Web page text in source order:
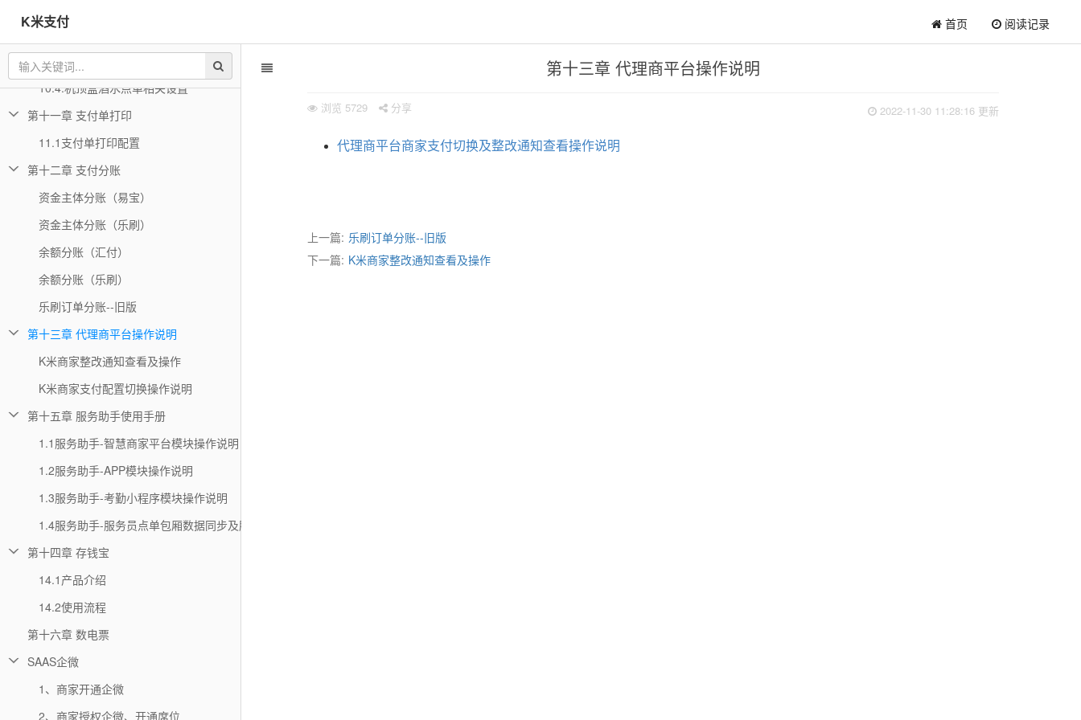
K米支付 首页 阅读记录
第十三章 代理商平台操作说明
浏览 5729 分享 2022-11-30 11:28:16 更新
代理商平台商家支付切换及整改通知查看操作说明
上一篇: 乐刷订单分账--旧版
下一篇: K米商家整改通知查看及操作
10.2.精通线下支付配置流程
10.3.机顶盒酒水点单使用说明
10.4.机顶盒酒水点单相关设置
第十一章 支付单打印
11.1支付单打印配置
第十二章 支付分账
资金主体分账（易宝）
资金主体分账（乐刷）
余额分账（汇付）
余额分账（乐刷）
乐刷订单分账--旧版
第十三章 代理商平台操作说明
K米商家整改通知查看及操作
K米商家支付配置切换操作说明
第十五章 服务助手使用手册
1.1服务助手-智慧商家平台模块操作说明
1.2服务助手-APP模块操作说明
1.3服务助手-考勤小程序模块操作说明
1.4服务助手-服务员点单包厢数据同步及服务费合并收单
第十四章 存钱宝
14.1产品介绍
14.2使用流程
第十六章 数电票
SAAS企微
1、商家开通企微
2、商家授权企微、开通席位